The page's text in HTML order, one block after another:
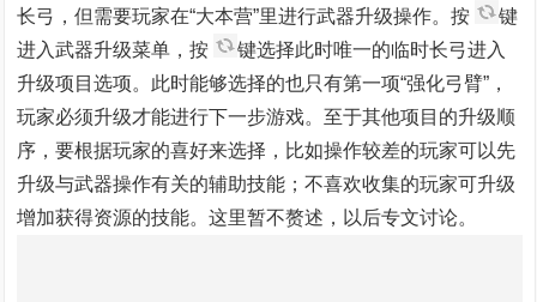
长弓，但需要玩家在“大本营”里进行武器升级操作。按
键
进入武器升级菜单，按
键选择此时唯一的临时长弓进入
升级项目选项。此时能够选择的也只有第一项“强化弓臂”，
玩家必须升级才能进行下一步游戏。至于其他项目的升级顺
序，要根据玩家的喜好来选择，比如操作较差的玩家可以先
升级与武器操作有关的辅助技能；不喜欢收集的玩家可升级
增加获得资源的技能。这里暂不赘述，以后专文讨论。